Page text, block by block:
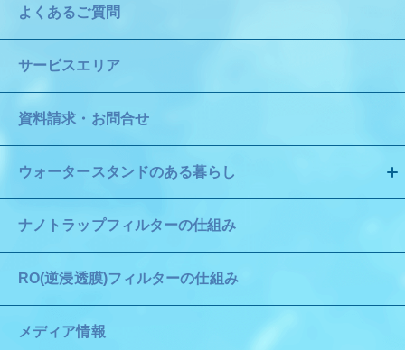
よくあるご質問
サービスエリア
資料請求・お問合せ
ウォータースタンドのある暮らし
ナノトラップフィルターの仕組み
RO(逆浸透膜)フィルターの仕組み
メディア情報